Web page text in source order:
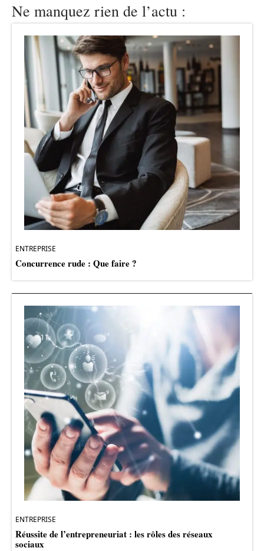
Ne manquez rien de l’actu :
ENTREPRISE
Concurrence rude : Que faire ?
ENTREPRISE
Réussite de l’entrepreneuriat : les rôles des réseaux
sociaux